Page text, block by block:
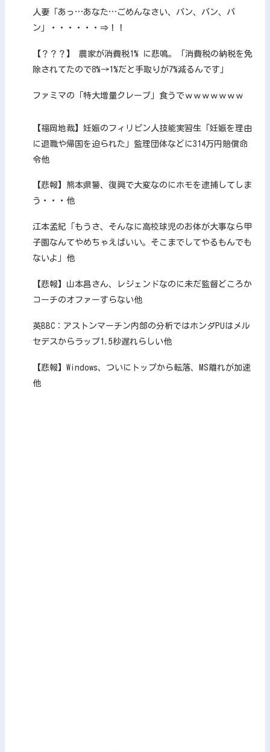
人妻「あっ…あなた…ごめんなさい、パン、パン、パ
ン」・・・・・・⇒！！
【？？？】 農家が消費税1% に悲鳴。「消費税の納税を免
除されてたので8%→1%だと手取りが7%減るんです」
ファミマの「特大増量クレープ」食うでｗｗｗｗｗｗｗ
【福岡地裁】妊娠のフィリピン人技能実習生「妊娠を理由
に退職や帰国を迫られた」監理団体などに314万円賠償命
令他
【悲報】熊本県警、復興で大変なのにホモを逮捕してしま
う・・・他
江本孟紀「もうさ、そんなに高校球児のお体が大事なら甲
子園なんてやめちゃえばいい。そこまでしてやるもんでも
ないよ」他
【悲報】山本昌さん、レジェンドなのに未だ監督どころか
コーチのオファーすらない他
英BBC：アストンマーチン内部の分析ではホンダPUはメル
セデスからラップ1.5秒遅れらしい他
【悲報】Windows、ついにトップから転落、MS離れが加速
他